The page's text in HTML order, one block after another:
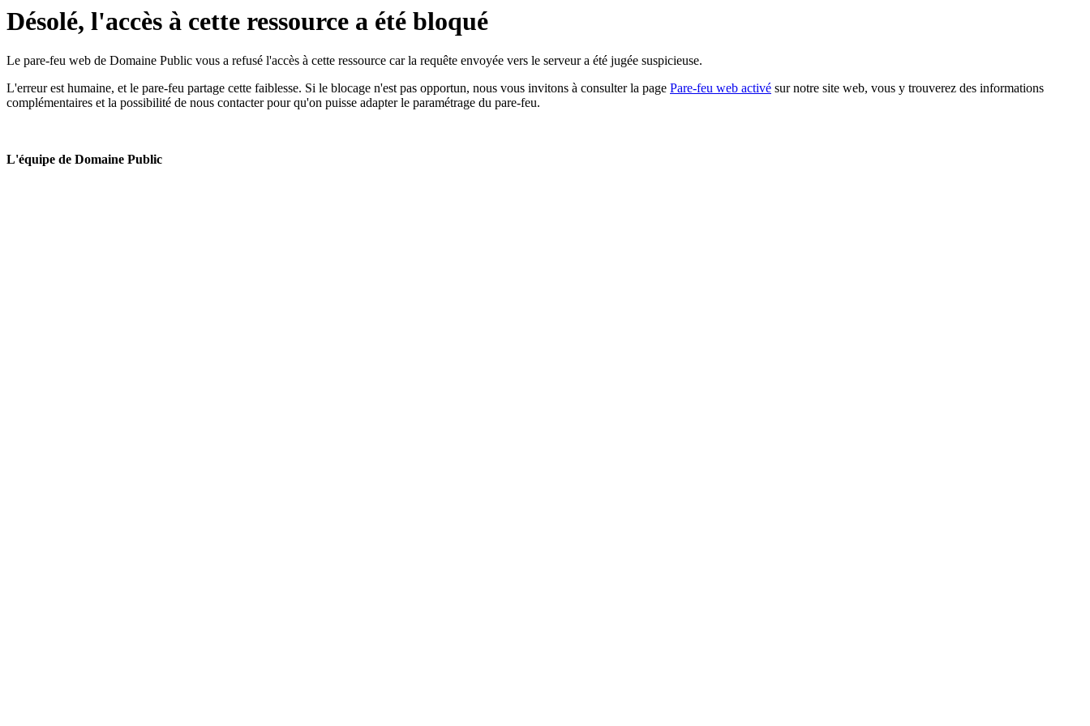
Désolé, l'accès à cette ressource a été bloqué
Le pare-feu web de Domaine Public vous a refusé l'accès à cette ressource car la requête envoyée vers le serveur a été jugée suspicieuse.
L'erreur est humaine, et le pare-feu partage cette faiblesse. Si le blocage n'est pas opportun, nous vous invitons à consulter la page Pare-feu web activé sur notre site web, vous y trouverez des informations
complémentaires et la possibilité de nous contacter pour qu'on puisse adapter le paramétrage du pare-feu.
L'équipe de Domaine Public